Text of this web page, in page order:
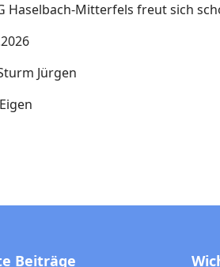
Haselbach-Mitterfels freut sich
Jürgen
Beiträge